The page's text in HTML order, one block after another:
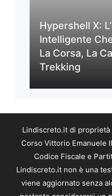
Hypershell X:
Intelligente
La Corsa, La
Trekking
Lindiscreto.it di proprietà
Corso Vittorio Emanuele
Codice Fiscale e
Lindiscreto.it non è una
viene aggiornato senza